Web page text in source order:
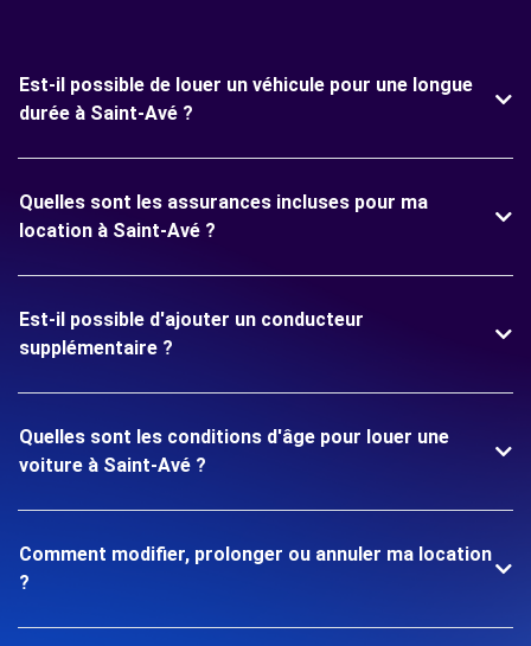
Est-il possible de louer un véhicule pour une longue
durée à Saint-Avé ?
Quelles sont les assurances incluses pour ma
location à Saint-Avé ?
Est-il possible d'ajouter un conducteur
supplémentaire ?
Quelles sont les conditions d'âge pour louer une
voiture à Saint-Avé ?
Comment modifier, prolonger ou annuler ma location
?